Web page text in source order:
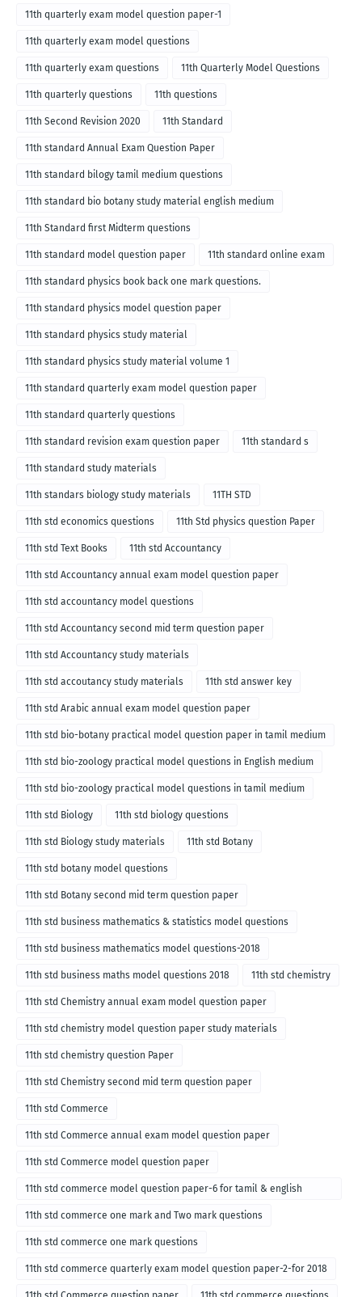
11th quarterly exam model question paper-1
11th quarterly exam model questions
11th quarterly exam questions 11th Quarterly Model Questions
11th quarterly questions 11th questions
11th Second Revision 2020 11th Standard
11th standard Annual Exam Question Paper
11th standard bilogy tamil medium questions
11th standard bio botany study material english medium
11th Standard first Midterm questions
11th standard model question paper 11th standard online exam
11th standard physics book back one mark questions.
11th standard physics model question paper
11th standard physics study material
11th standard physics study material volume 1
11th standard quarterly exam model question paper
11th standard quarterly questions
11th standard revision exam question paper 11th standard s
11th standard study materials
11th standars biology study materials 11TH STD
11th std economics questions 11th Std physics question Paper
11th std Text Books 11th std Accountancy
11th std Accountancy annual exam model question paper
11th std accountancy model questions
11th std Accountancy second mid term question paper
11th std Accountancy study materials
11th std accoutancy study materials 11th std answer key
11th std Arabic annual exam model question paper
11th std bio-botany practical model question paper in tamil medium
11th std bio-zoology practical model questions in English medium
11th std bio-zoology practical model questions in tamil medium
11th std Biology 11th std biology questions
11th std Biology study materials 11th std Botany
11th std botany model questions
11th std Botany second mid term question paper
11th std business mathematics & statistics model questions
11th std business mathematics model questions-2018
11th std business maths model questions 2018 11th std chemistry
11th std Chemistry annual exam model question paper
11th std chemistry model question paper study materials
11th std chemistry question Paper
11th std Chemistry second mid term question paper
11th std Commerce
11th std Commerce annual exam model question paper
11th std Commerce model question paper
11th std commerce model question paper-6 for tamil & english
medium
11th std commerce one mark and Two mark questions
11th std commerce one mark questions
11th std commerce quarterly exam model question paper-2-for 2018